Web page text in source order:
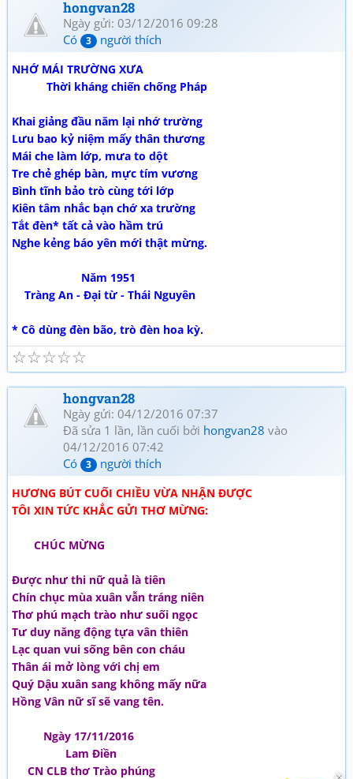
hongvan28
Ngày gửi: 03/12/2016 09:28
Có
3 người thích
NHỚ MÁI TRƯỜNG XƯA
Thời kháng chiến chống Pháp
Khai giảng đầu năm lại nhớ trường
Lưu bao kỷ niệm mấy thân thương
Mái che làm lớp, mưa to dột
Tre chẻ ghép bàn, mực tím vương
Bình tĩnh bảo trò cùng tới lớp
Kiên tâm nhắc bạn chớ xa trường
Tắt đèn* tất cả vào hầm trú
Nghe kẻng báo yên mới thật mừng.
Năm 1951
Tràng An - Đại từ - Thái Nguyên
* Cô dùng đèn bão, trò đèn hoa kỳ.
☆
☆
☆
☆
☆
hongvan28
Ngày gửi: 04/12/2016 07:37
Đã sửa 1 lần, lần cuối bởi hongvan28 vào
04/12/2016 07:42
Có
3 người thích
HƯƠNG BÚT CUỐI CHIỀU VỪA NHẬN ĐƯỢC
TÔI XIN TỨC KHẮC GỬI THƠ MỪNG:
CHÚC MỪNG
Được như thi nữ quả là tiên
Chín chục mùa xuân vẫn tráng niên
Thơ phú mạch trào như suối ngọc
Tư duy năng động tựa vân thiên
Lạc quan vui sống bên con cháu
Thân ái mở lòng với chị em
Quý Dậu xuân sang không mấy nữa
Hồng Vân nữ sĩ sẽ vang tên.
Ngày 17/11/2016
Lam Điền
CN CLB thơ Trào phúng